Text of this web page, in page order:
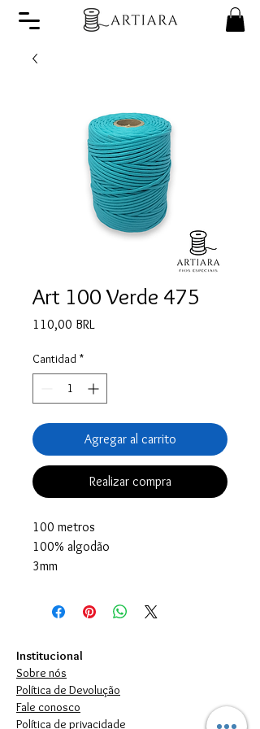
Art 100 Verde 475
110,00 BRL
Cantidad *
Agregar al carrito
Realizar compra
100 metros
100% algodão
3mm
Institucional
Sobre nós
Política de Devolução
Fale conosco
Política de privacidade